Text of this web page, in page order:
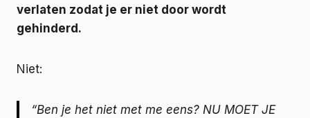
verlaten zodat je er niet door wordt
gehinderd.
Niet:
“Ben je het niet met me eens? NU MOET JE